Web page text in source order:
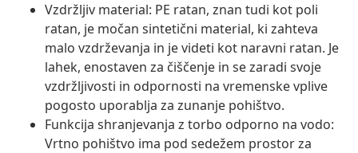
Vzdržljiv material: PE ratan, znan tudi kot poli
ratan, je močan sintetični material, ki zahteva
malo vzdrževanja in je videti kot naravni ratan. Je
lahek, enostaven za čiščenje in se zaradi svoje
vzdržljivosti in odpornosti na vremenske vplive
pogosto uporablja za zunanje pohištvo.
Funkcija shranjevanja z torbo odporno na vodo:
Vrtno pohištvo ima pod sedežem prostor za